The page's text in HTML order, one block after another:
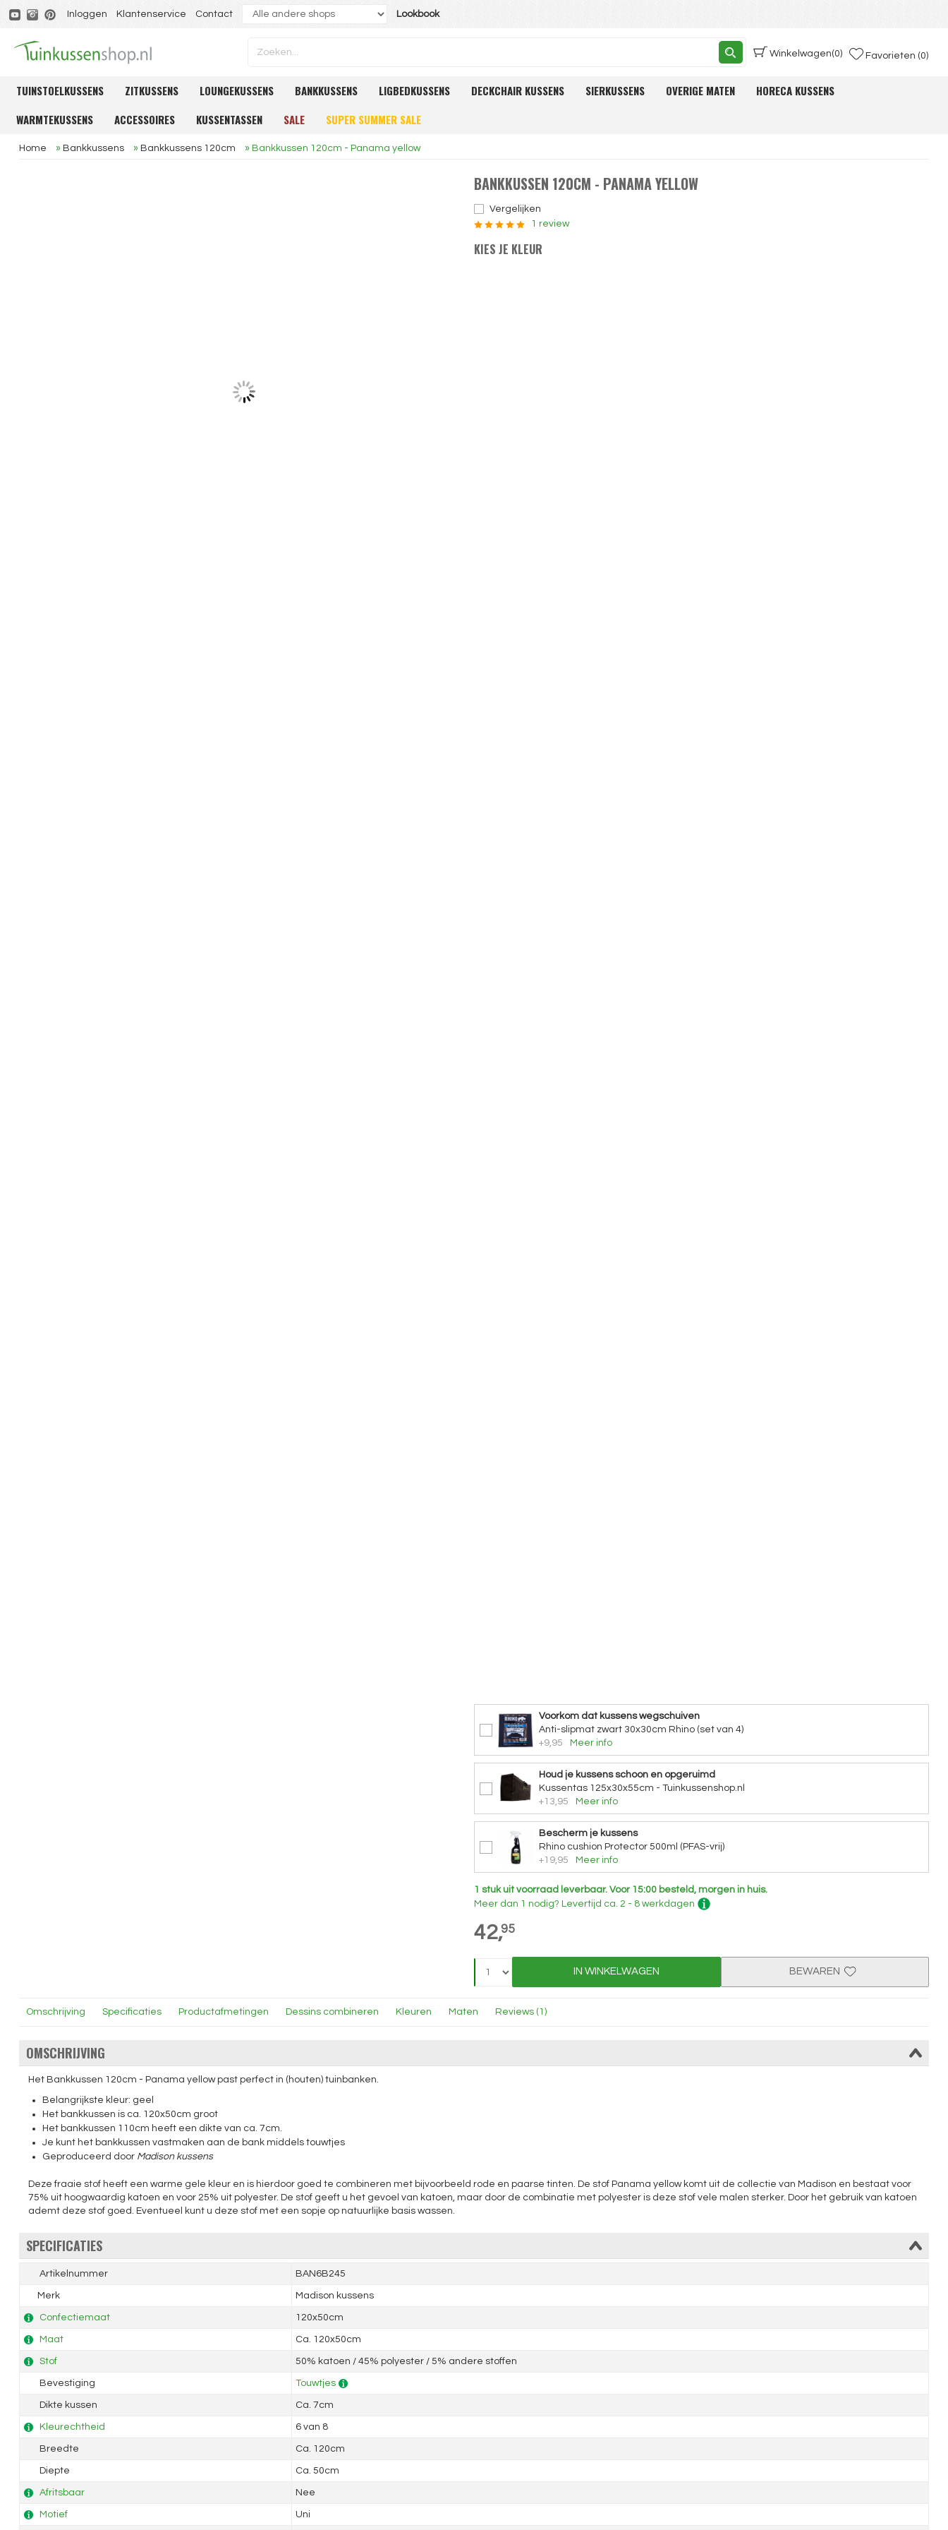
Inloggen Klantenservice Contact Lookbook
Winkelwagen(0) Favorieten (0)
TUINSTOELKUSSENS ZITKUSSENS LOUNGEKUSSENS BANKKUSSENS LIGBEDKUSSENS DECKCHAIR KUSSENS SIERKUSSENS OVERIGE MATEN
HORECA KUSSENS
WARMTEKUSSENS
ACCESSOIRES KUSSENTASSEN SALE SUPER SUMMER SALE
Home » Bankkussens » Bankkussens 120cm » Bankkussen 120cm - Panama yellow
BANKKUSSEN 120CM - PANAMA YELLOW
Vergelijken
1 review
KIES JE KLEUR
Voorkom dat kussens wegschuiven
Anti-slipmat zwart 30x30cm Rhino (set van 4)
+9,95
Meer info
Houd je kussens schoon en opgeruimd
Kussentas 125x30x55cm - Tuinkussenshop.nl
+13,95
Meer info
Bescherm je kussens
Rhino cushion Protector 500ml (PFAS-vrij)
+19,95
Meer info
1 stuk uit voorraad leverbaar. Voor 15:00 besteld, morgen in huis.
Meer dan 1 nodig? Levertijd ca. 2 - 8 werkdagen
42,95
IN WINKELWAGEN BEWAREN
Omschrijving Specificaties Productafmetingen Dessins combineren Kleuren Maten Reviews (1)
OMSCHRIJVING
Het Bankkussen 120cm - Panama yellow past perfect in (houten) tuinbanken.
Belangrijkste kleur: geel
Het bankkussen is ca. 120x50cm groot
Het bankkussen 110cm heeft een dikte van ca. 7cm.
Je kunt het bankkussen vastmaken aan de bank middels touwtjes
Geproduceerd door Madison kussens
Deze fraaie stof heeft een warme gele kleur en is hierdoor goed te combineren met bijvoorbeeld rode en paarse tinten. De stof Panama yellow komt uit de collectie van Madison en bestaat voor
75% uit hoogwaardig katoen en voor 25% uit polyester. De stof geeft u het gevoel van katoen, maar door de combinatie met polyester is deze stof vele malen sterker. Door het gebruik van katoen
ademt deze stof goed. Eventueel kunt u deze stof met een sopje op natuurlijke basis wassen.
SPECIFICATIES
Artikelnummer BAN6B245
Merk Madison kussens
Confectiemaat 120x50cm
Maat Ca. 120x50cm
Stof 50% katoen / 45% polyester / 5% andere stoffen
Bevestiging Touwtjes
Dikte kussen Ca. 7cm
Kleurechtheid 6 van 8
Breedte Ca. 120cm
Diepte Ca. 50cm
Afritsbaar Nee
Motief Uni